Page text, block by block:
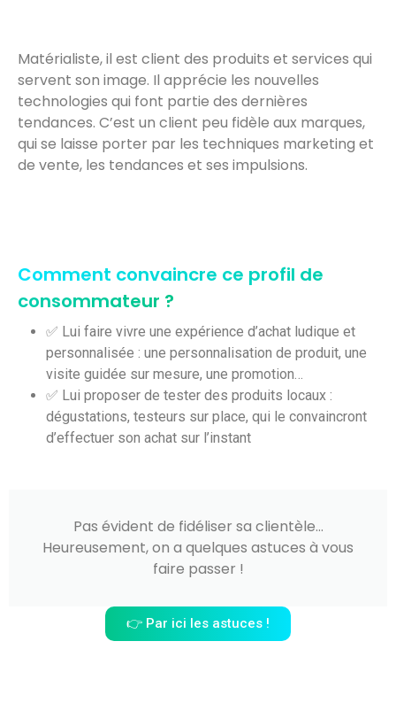
Matérialiste, il est client des produits et services qui
servent son image. Il apprécie les nouvelles
technologies qui font partie des dernières
tendances. C’est un client peu fidèle aux marques,
qui se laisse porter par les techniques marketing et
de vente, les tendances et ses impulsions.
Comment convaincre ce profil de
consommateur ?
✅ Lui faire vivre une expérience d’achat ludique et
personnalisée : une personnalisation de produit, une
visite guidée sur mesure, une promotion…
✅ Lui proposer de tester des produits locaux :
dégustations, testeurs sur place, qui le convaincront
d’effectuer son achat sur l’instant
Pas évident de fidéliser sa clientèle…
Heureusement, on a quelques astuces à vous
faire passer !
👉 Par ici les astuces !